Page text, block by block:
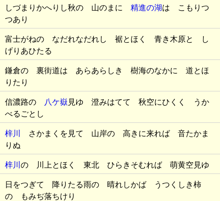
しづまりかへりし秋の 山のまに 精進の湖は こもりつ
つあり
富士がねの なだれなだれし 裾とほく 青き木原と し
げりあひたる
鎌倉の 裏街道は あらあらしき 樹海のなかに 道とほ
りたり
信濃路の 八ケ嶽 見ゆ 澄みはてて 秋空にひくく うか
べるごとし
梓川
さかまくを見て 山岸の 高きに来れば 音たかま
りぬ
梓川 の 川上とほく 東北 ひらきそむれば 萌黄空見ゆ
日をつぎて 降りたる雨の 晴れしかば うつくしき柿
の もみぢ落ちけり